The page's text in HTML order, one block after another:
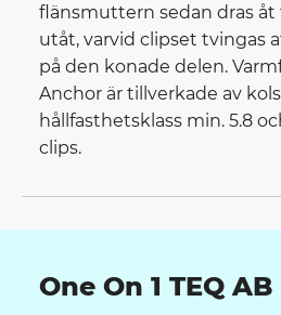
flänsmuttern sedan dras åt
utåt, varvid clipset tvingas
på den konade delen.
Anchor är tillverkade av
hållfasthetsklass min. 5.8
clips.
One On 1 TEQ AB